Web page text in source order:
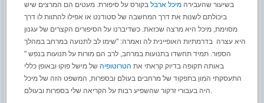
בשיעור שהעבירה מיכל ארבל בקורס על סיפורת. מעטים הם המרצים שיש
ביכולתם לשנות את דרך המחשבה של סטודנט או אפילו להתוות לו דרך
מסוימת, מיכל היא מרצה שכזאת. כשדיברנו על הסיפורים הקצרים של עגנון
היא עצרה בדרמתיות האופיינית לה ואמרה: "שימו לב לתנועה במרחב במהלך
הספור. תמיד תחשדו בתנועות במרחב, לרב הם מורות על תנועות בנפש "
באותה תקופה בדיוק קראתי את הטרוטופיה של מישל פוקו ובאופן כללי
התעסקתי המון בתפקוד של מרחבים בעולם ובספרות, המשפט הזה של מיכל
היה בעבורי זרקור שהשפיע רבות על הקריאה שלי בספרות ובעולם.